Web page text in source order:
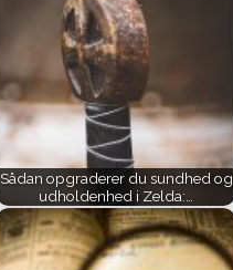
Sådan opgraderer du sundhed og
udholdenhed i Zelda:…